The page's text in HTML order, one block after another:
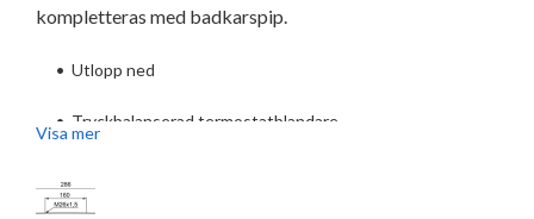
kompletteras med badkarspip.
• Utlopp ned
• Tryckbalanserad termostatblandare
Visa mer